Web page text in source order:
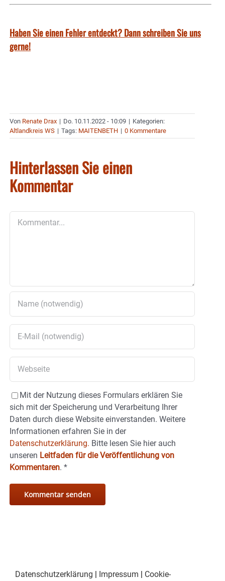
Haben Sie einen Fehler entdeckt? Dann schreiben Sie uns
gerne!
Von Renate Drax | Do. 10.11.2022 - 10:09 | Kategorien:
Altlandkreis WS | Tags: MAITENBETH | 0 Kommentare
Hinterlassen Sie einen
Kommentar
Mit der Nutzung dieses Formulars erklären Sie
sich mit der Speicherung und Verarbeitung Ihrer
Daten durch diese Website einverstanden. Weitere
Informationen erfahren Sie in der
Datenschutzerklärung. Bitte lesen Sie hier auch
unseren Leitfaden für die Veröffentlichung von
Kommentaren. *
Datenschutzerklärung | Impressum | Cookie-